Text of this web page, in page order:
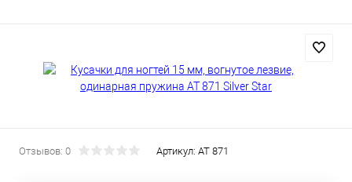
Отзывов: 0 Артикул: AT 871